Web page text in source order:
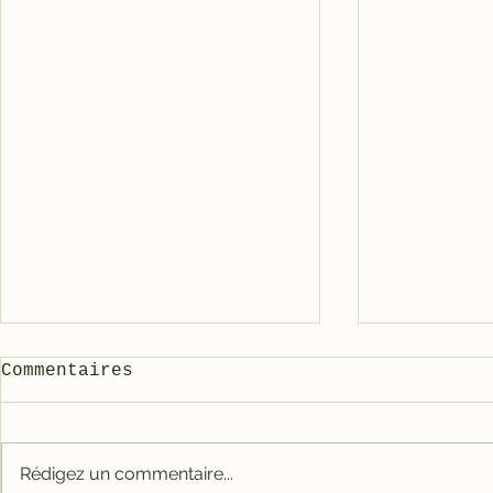
Commentaires
Rédigez un commentaire...